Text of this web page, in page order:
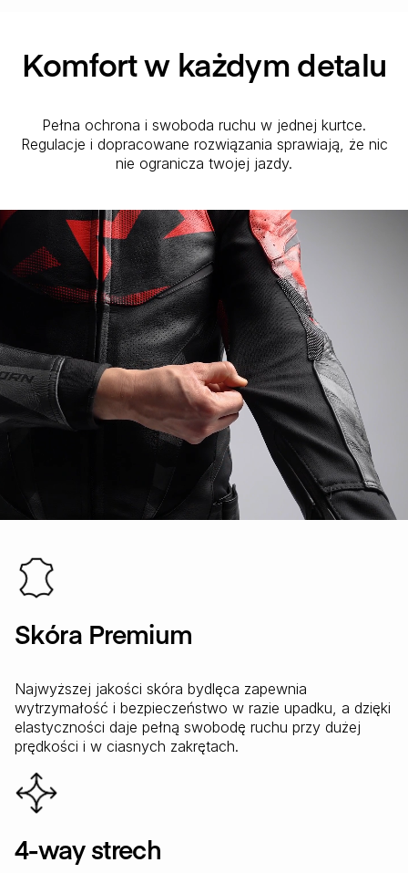
Komfort w każdym detalu
Pełna ochrona i swoboda ruchu w jednej kurtce.
Regulacje i dopracowane rozwiązania sprawiają, że nic
nie ogranicza twojej jazdy.
Skóra Premium
Najwyższej jakości skóra bydlęca zapewnia
wytrzymałość i bezpieczeństwo w razie upadku, a dzięki
elastyczności daje pełną swobodę ruchu przy dużej
prędkości i w ciasnych zakrętach.
4-way strech